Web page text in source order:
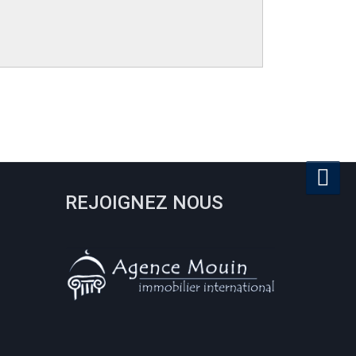
REJOIGNEZ NOUS